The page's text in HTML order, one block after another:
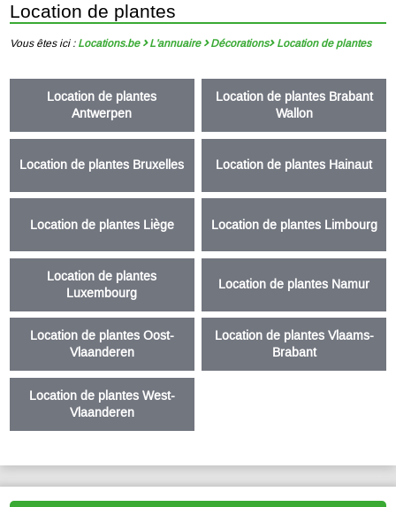
Location de plantes
Vous êtes ici : Locations.be L'annuaire Décorations Location de plantes
Location de plantes
Antwerpen
Location de plantes Brabant
Wallon
Location de plantes Bruxelles Location de plantes Hainaut
Location de plantes Liège Location de plantes Limbourg
Location de plantes
Luxembourg
Location de plantes Namur
Location de plantes Oost-
Vlaanderen
Location de plantes Vlaams-
Brabant
Location de plantes West-
Vlaanderen